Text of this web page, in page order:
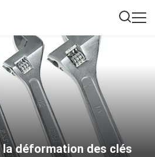
la déformation des clés